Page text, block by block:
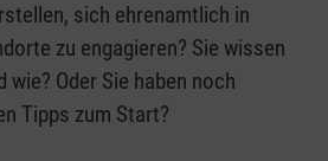
sich ehrenamtlich in
zu engagieren? Sie wissen
wie? Oder Sie haben noch
Tipps zum Start?